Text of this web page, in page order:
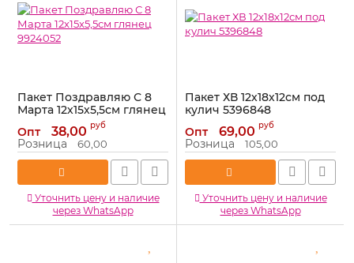
Пакет Поздравляю С 8
Марта 12х15х5,5см глянец
Артикул: 9924052
Опт 38,00 руб
Розница 60,00
Уточнить цену и наличие
через WhatsApp
Пакет ХВ 12х18х12см под
кулич 5396848
Артикул: 5396848
Опт 69,00 руб
Розница 105,00
Уточнить цену и наличие
через WhatsApp